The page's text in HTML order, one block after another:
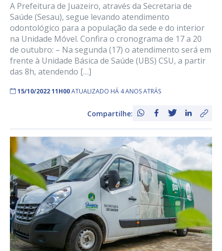
A Prefeitura de Juazeiro, através da Secretaria de
Saúde (Sesau), segue levando atendimento
odontológico para a população da sede e do interior
na Unidade Móvel. Confira o cronograma de 17 a 20
de outubro: – Na segunda (17) o atendimento será em
frente à Unidade Básica de Saúde (UBS) CSU, a partir
das 8h, atendendo […]
15/10/2022 11H00ATUALIZADO HÁ 4 ANOS ATRÁS
Compartilhe: